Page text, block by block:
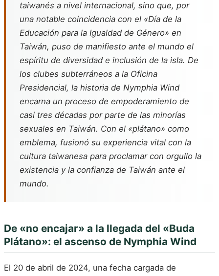
taiwanés a nivel internacional, sino que, por
una notable coincidencia con el «Día de la
Educación para la Igualdad de Género» en
Taiwán, puso de manifiesto ante el mundo el
espíritu de diversidad e inclusión de la isla. De
los clubes subterráneos a la Oficina
Presidencial, la historia de Nymphia Wind
encarna un proceso de empoderamiento de
casi tres décadas por parte de las minorías
sexuales en Taiwán. Con el «plátano» como
emblema, fusionó su experiencia vital con la
cultura taiwanesa para proclamar con orgullo la
existencia y la confianza de Taiwán ante el
mundo.
De «no encajar» a la llegada del «Buda
Plátano»: el ascenso de Nymphia Wind
El 20 de abril de 2024, una fecha cargada de